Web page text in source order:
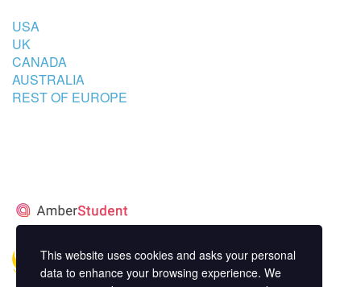
USA
UK
CANADA
AUSTRALIA
REST OF EUROPE
This website uses cookies and asks your personal
data to enhance your browsing experience. We